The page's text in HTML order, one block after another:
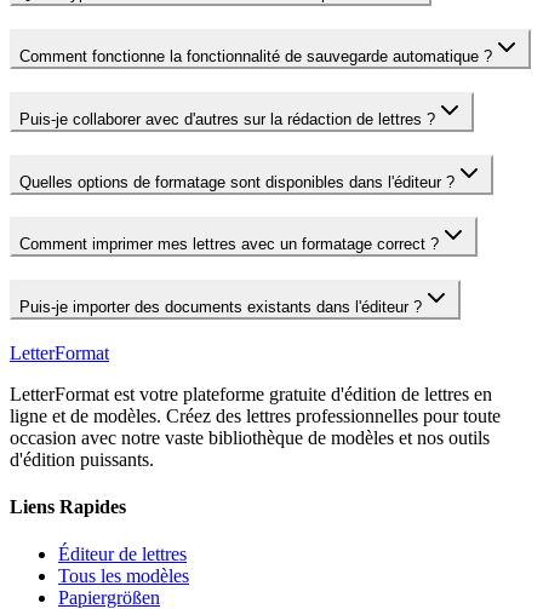
Comment fonctionne la fonctionnalité de sauvegarde automatique ?
Puis-je collaborer avec d'autres sur la rédaction de lettres ?
Quelles options de formatage sont disponibles dans l'éditeur ?
Comment imprimer mes lettres avec un formatage correct ?
Puis-je importer des documents existants dans l'éditeur ?
LetterFormat
LetterFormat est votre plateforme gratuite d'édition de lettres en
ligne et de modèles. Créez des lettres professionnelles pour toute
occasion avec notre vaste bibliothèque de modèles et nos outils
d'édition puissants.
Liens Rapides
Éditeur de lettres
Tous les modèles
Papiergrößen